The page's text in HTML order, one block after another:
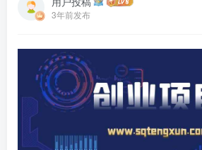
3年前发布